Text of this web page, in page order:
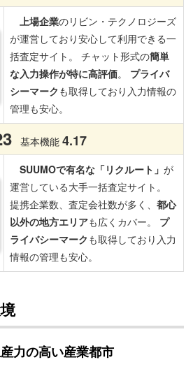
力の高い産業都市